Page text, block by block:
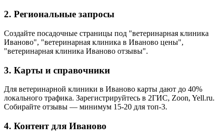
2. Региональные запросы
Создайте посадочные страницы под "ветеринарная клиника
Иваново", "ветеринарная клиника в Иваново цены",
"ветеринарная клиника Иваново отзывы".
3. Карты и справочники
Для ветеринарной клиники в Иваново карты дают до 40%
локального трафика. Зарегистрируйтесь в 2ГИС, Zoon, Yell.ru.
Собирайте отзывы — минимум 15-20 для топ-3.
4. Контент для Иваново